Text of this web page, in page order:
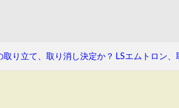
取り立て、取り消し決定か？ LSエムトロン